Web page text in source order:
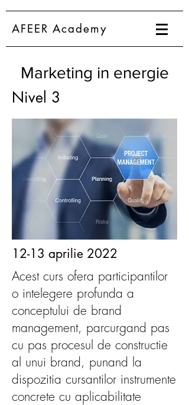
AFEER Academy
Marketing in energie
Nivel 3
12-13 aprilie 2022
Acest curs ofera participantilor
o intelegere profunda a
conceptului de brand
management, parcurgand pas
cu pas procesul de constructie
al unui brand, punand la
dispozitia cursantilor instrumente
concrete cu aplicabilitate